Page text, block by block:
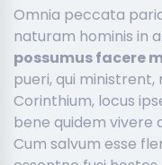
Omnia peccata
naturam hominis in
possumus facere
pueri, qui
Corinthium, locus
bene quidem vivere
Cum salvum esse